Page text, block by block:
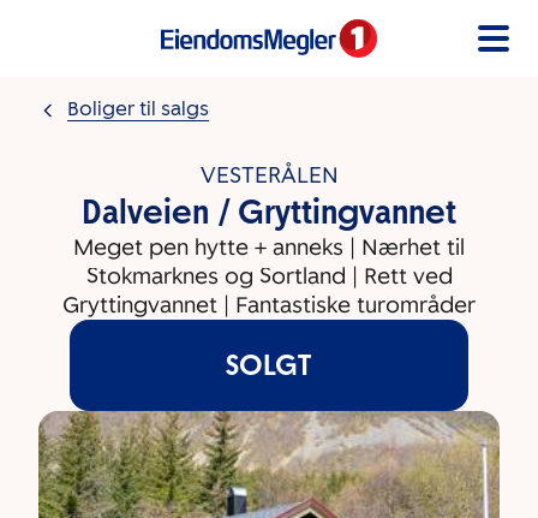
Boliger til salgs
VESTERÅLEN
Dalveien / Gryttingvannet
Meget pen hytte + anneks | Nærhet til
Stokmarknes og Sortland | Rett ved
Gryttingvannet | Fantastiske turområder
SOLGT